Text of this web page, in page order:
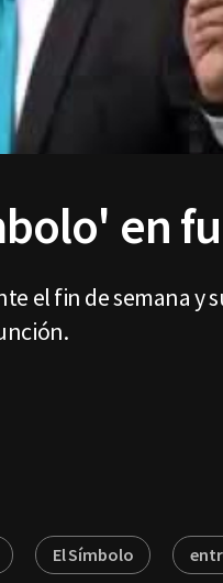
en
el fin de semana y
El Símbolo